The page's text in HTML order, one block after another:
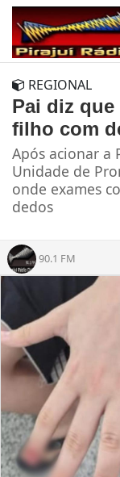
REGIONAL
Pai diz
filho com
Após acionar a
Unidade de
onde exames
dedos
90.1 FM